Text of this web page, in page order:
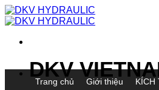
Chuyển
đến
dung
DKV
Trang chủ Giới thiệu KÍCH